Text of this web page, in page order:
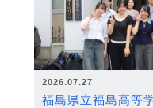
2026.07.27
福島県立福島高等